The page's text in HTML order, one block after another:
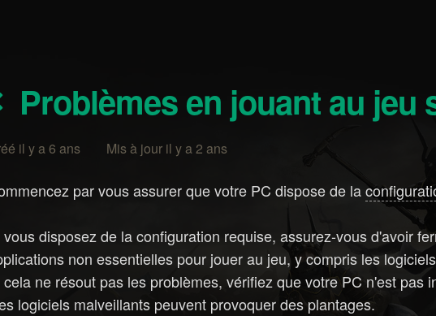
Problèmes en jouant au jeu
il y a 6 ans Mis à jour il y a 2 ans
par vous assurer que votre PC dispose de la
vous disposez de la configuration requise, assurez-vous d'avoir
non essentielles pour jouer au jeu, y compris les
cela ne résout pas les problèmes, vérifiez que votre PC n'est pas
logiciels malveillants peuvent provoquer des plantages.